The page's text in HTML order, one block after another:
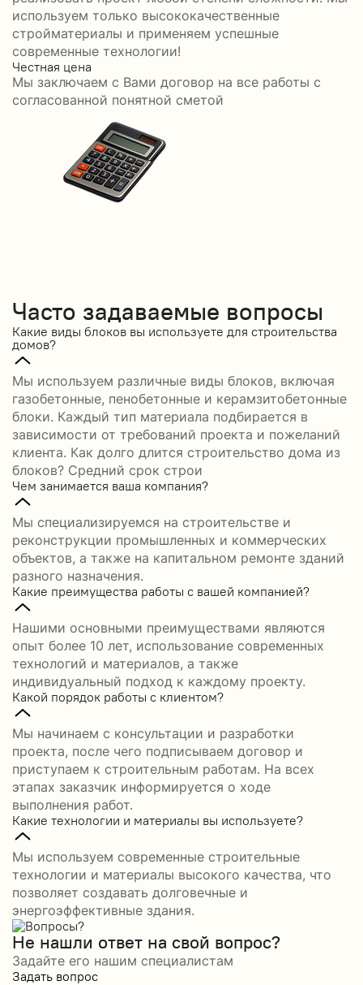
используем только высококачественные
стройматериалы и применяем успешные
современные технологии!
Честная цена
Мы заключаем с Вами договор на все работы с
согласованной понятной сметой
Часто задаваемые вопросы
Какие виды блоков вы используете для строительства
домов?
Мы используем различные виды блоков, включая
газобетонные, пенобетонные и керамзитобетонные
блоки. Каждый тип материала подбирается в
зависимости от требований проекта и пожеланий
клиента. Как долго длится строительство дома из
блоков? Средний срок строи
Чем занимается ваша компания?
Мы специализируемся на строительстве и
реконструкции промышленных и коммерческих
объектов, а также на капитальном ремонте зданий
разного назначения.
Какие преимущества работы с вашей компанией?
Нашими основными преимуществами являются
опыт более 10 лет, использование современных
технологий и материалов, а также
индивидуальный подход к каждому проекту.
Какой порядок работы с клиентом?
Мы начинаем с консультации и разработки
проекта, после чего подписываем договор и
приступаем к строительным работам. На всех
этапах заказчик информируется о ходе
выполнения работ.
Какие технологии и материалы вы используете?
Мы используем современные строительные
технологии и материалы высокого качества, что
позволяет создавать долговечные и
энергоэффективные здания.
Не нашли ответ на свой вопрос?
Задайте его нашим специалистам
Задать вопрос